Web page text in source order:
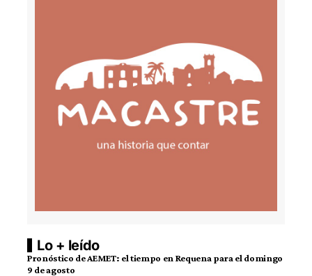
Lo + leído
Pronóstico de AEMET: el tiempo en Requena para el domingo
9 de agosto